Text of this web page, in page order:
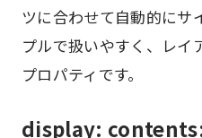
ツに合わせて自動的にサ
プルで扱いやすく、レイ
プロパティです。
display: